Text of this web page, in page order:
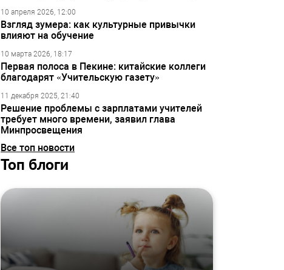
10 апреля 2026, 12:00
Взгляд зумера: как культурные привычки
влияют на обучение
10 марта 2026, 18:17
Первая полоса в Пекине: китайские коллеги
благодарят «Учительскую газету»
11 декабря 2025, 21:40
Решение проблемы с зарплатами учителей
требует много времени, заявил глава
Минпросвещения
Все топ новости
Топ блоги